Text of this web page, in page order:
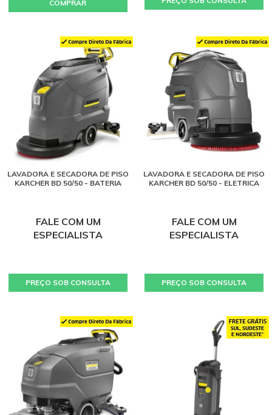
COMPRAR
LAVADORA E SECADORA DE PISO
KARCHER BD 50/50 - BATERIA
FALE COM UM
ESPECIALISTA
PREÇO SOB CONSULTA
LAVADORA E SECADORA DE PISO
KARCHER BD 50/50 - ELETRICA
FALE COM UM
ESPECIALISTA
PREÇO SOB CONSULTA